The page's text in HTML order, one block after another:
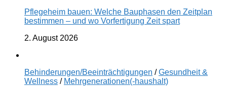
Pflegeheim bauen: Welche Bauphasen den Zeitplan
bestimmen – und wo Vorfertigung Zeit spart
2. August 2026
Behinderungen/Beeinträchtigungen /Gesundheit &
Wellness / Mehrgenerationen(-haushalt)